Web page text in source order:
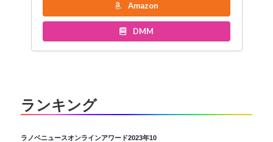
Amazon
DMM
ランキング
ラノベニュースオンラインアワード2023年10